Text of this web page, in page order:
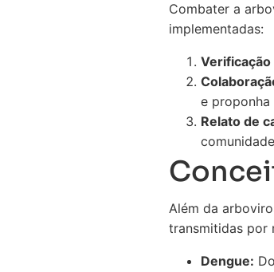
Combater a
implementadas:
Verificação
e proponha
Relato de
Além da
transmitidas por
Dengue: